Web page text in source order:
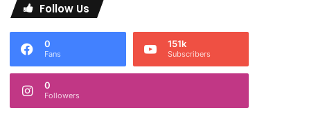
Follow Us
0
Fans
151k
Subscribers
0
Followers